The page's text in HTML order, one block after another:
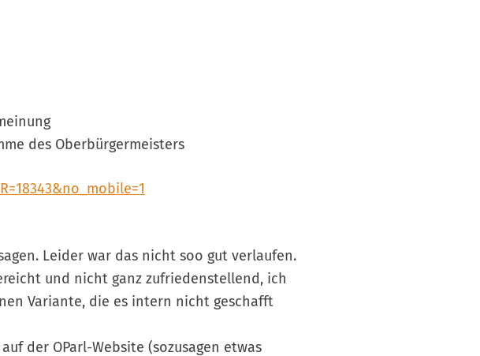
des Oberbürgermeisters
Leider war das nicht soo gut verlaufen.
und nicht ganz zufriedenstellend, ich
Variante, die es intern nicht geschafft
der OParl-Website (sozusagen etwas